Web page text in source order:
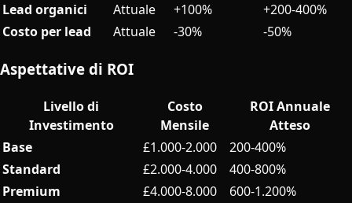
Lead organici
Attuale +100%
+200-400%
Costo per lead
Attuale -30% -50%
Aspettative di ROI
Livello di
Investimento
Costo
Mensile
ROI Annuale
Atteso
Base
£1.000-2.000
200-400%
Standard
£2.000-4.000
400-800%
Premium
£4.000-8.000
600-1.200%